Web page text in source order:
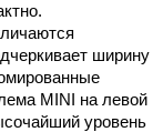
ширину
MINI на левой
уровень